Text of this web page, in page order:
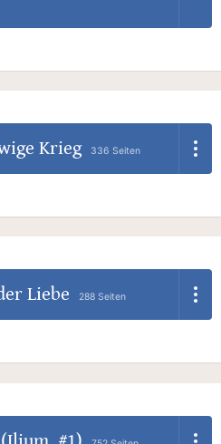
Krieg 336 Seiten
Liebe 288 Seiten